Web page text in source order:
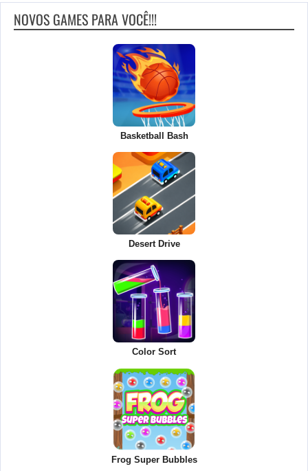
NOVOS GAMES PARA VOCÊ!!!
Basketball Bash
Desert Drive
Color Sort
Frog Super Bubbles